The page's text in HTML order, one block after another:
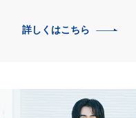
詳しくはこちら